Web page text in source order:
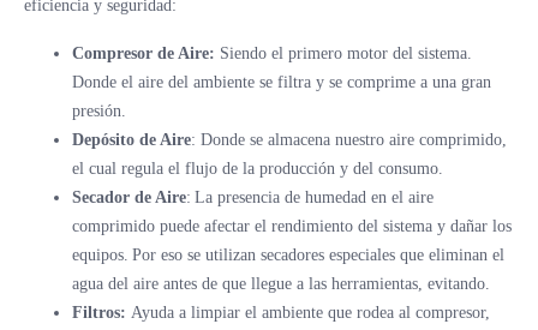
eficiencia y seguridad:
Compresor de Aire: Siendo el primero motor del sistema.
Donde el aire del ambiente se filtra y se comprime a una gran
presión.
Depósito de Aire: Donde se almacena nuestro aire comprimido,
el cual regula el flujo de la producción y del consumo.
Secador de Aire: La presencia de humedad en el aire
comprimido puede afectar el rendimiento del sistema y dañar los
equipos. Por eso se utilizan secadores especiales que eliminan el
agua del aire antes de que llegue a las herramientas, evitando.
Filtros: Ayuda a limpiar el ambiente que rodea al compresor,